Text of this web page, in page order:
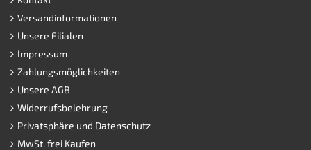
Versandinformationen
Unsere Filialen
Impressum
Zahlungsmöglichkeiten
Unsere AGB
Widerrufsbelehrung
Privatsphäre und Datenschutz
MwSt. frei Kaufen